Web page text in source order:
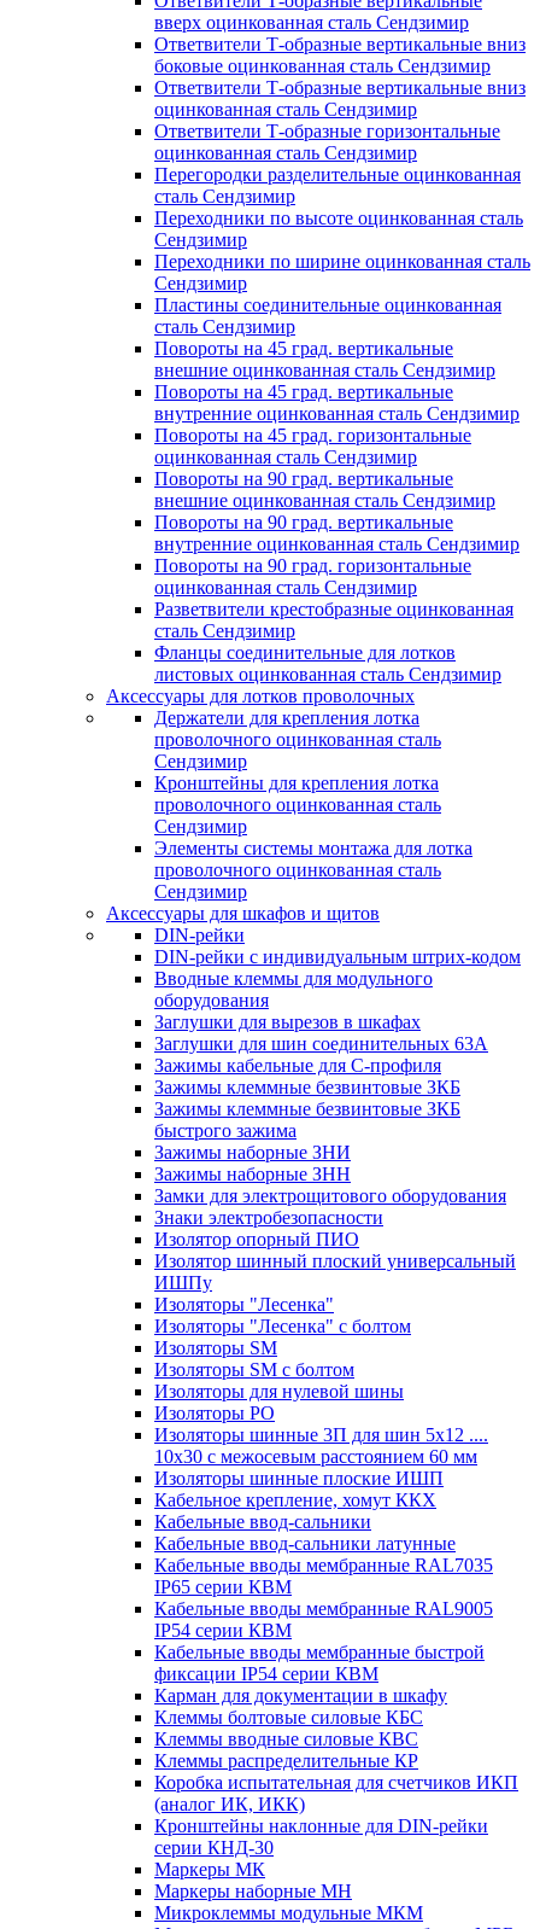
вверх оцинкованная сталь Сендзимир
Ответвители Т-образные вертикальные вниз
боковые оцинкованная сталь Сендзимир
Ответвители Т-образные вертикальные вниз
оцинкованная сталь Сендзимир
Ответвители Т-образные горизонтальные
оцинкованная сталь Сендзимир
Перегородки разделительные оцинкованная
сталь Сендзимир
Переходники по высоте оцинкованная сталь
Сендзимир
Переходники по ширине оцинкованная сталь
Сендзимир
Пластины соединительные оцинкованная
сталь Сендзимир
Повороты на 45 град. вертикальные
внешние оцинкованная сталь Сендзимир
Повороты на 45 град. вертикальные
внутренние оцинкованная сталь Сендзимир
Повороты на 45 град. горизонтальные
оцинкованная сталь Сендзимир
Повороты на 90 град. вертикальные
внешние оцинкованная сталь Сендзимир
Повороты на 90 град. вертикальные
внутренние оцинкованная сталь Сендзимир
Повороты на 90 град. горизонтальные
оцинкованная сталь Сендзимир
Разветвители крестобразные оцинкованная
сталь Сендзимир
Фланцы соединительные для лотков
листовых оцинкованная сталь Сендзимир
Аксессуары для лотков проволочных
Держатели для крепления лотка
проволочного оцинкованная сталь
Сендзимир
Кронштейны для крепления лотка
проволочного оцинкованная сталь
Сендзимир
Элементы системы монтажа для лотка
проволочного оцинкованная сталь
Сендзимир
Аксессуары для шкафов и щитов
DIN-рейки
DIN-рейки с индивидуальным штрих-кодом
Вводные клеммы для модульного
оборудования
Заглушки для вырезов в шкафах
Заглушки для шин соединительных 63А
Зажимы кабельные для С-профиля
Зажимы клеммные безвинтовые ЗКБ
Зажимы клеммные безвинтовые ЗКБ
быстрого зажима
Зажимы наборные ЗНИ
Зажимы наборные ЗНН
Замки для электрощитового оборудования
Знаки электробезопасности
Изолятор опорный ПИО
Изолятор шинный плоский универсальный
ИШПу
Изоляторы "Лесенка"
Изоляторы "Лесенка" с болтом
Изоляторы SM
Изоляторы SM c болтом
Изоляторы для нулевой шины
Изоляторы РО
Изоляторы шинные 3П для шин 5х12 ....
10х30 с межосевым расстоянием 60 мм
Изоляторы шинные плоские ИШП
Кабельное крепление, хомут ККХ
Кабельные ввод-сальники
Кабельные ввод-сальники латунные
Кабельные вводы мембранные RAL7035
IP65 серии КВМ
Кабельные вводы мембранные RAL9005
IP54 серии КВМ
Кабельные вводы мембранные быстрой
фиксации IP54 серии КВМ
Карман для документации в шкафу
Клеммы болтовые силовые КБС
Клеммы вводные силовые КВС
Клеммы распределительные КР
Коробка испытательная для счетчиков ИКП
(аналог ИК, ИКК)
Кронштейны наклонные для DIN-рейки
серии КНД-30
Маркеры МК
Маркеры наборные МН
Микроклеммы модульные МКМ